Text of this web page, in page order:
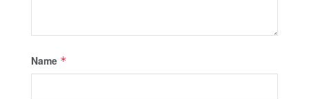
Name *